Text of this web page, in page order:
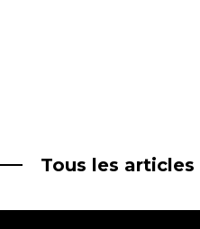
Tous les articles